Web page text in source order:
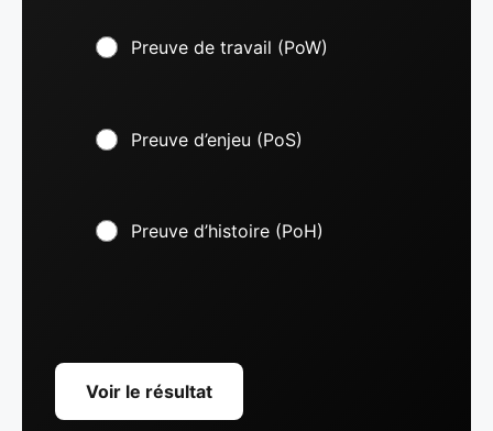
Preuve de travail (PoW)
Preuve d’enjeu (PoS)
Preuve d’histoire (PoH)
Voir le résultat